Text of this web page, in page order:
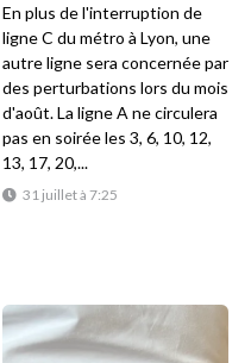
31 juillet à 7:25
En plus de l'interruption de
ligne C du métro à Lyon, une
autre ligne sera concernée par
des perturbations lors du mois
d'août. La ligne A ne circulera
pas en soirée les 3, 6, 10, 12,
13, 17, 20,...